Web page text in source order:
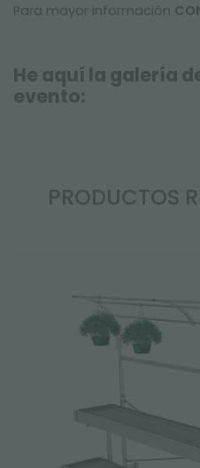
Para mayor información
He aquí la galería
evento:
PRODUCTOS